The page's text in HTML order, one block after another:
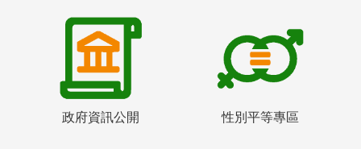
政府資訊公開 性別平等專區